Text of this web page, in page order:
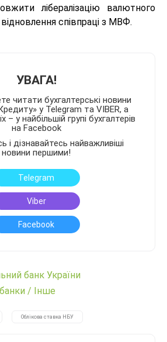
лібералізацію валютного
співпраці з МВФ.
УВАГА!
читати бухгалтерські новини
у Telegram та VIBER, а
у найбільшій групі бухгалтерів
на Facebook
і дізнавайтесь найважливіші
новини першими!
Telegram
Viber
Facebook
банк України
/ Інше
Облікова ставка НБУ